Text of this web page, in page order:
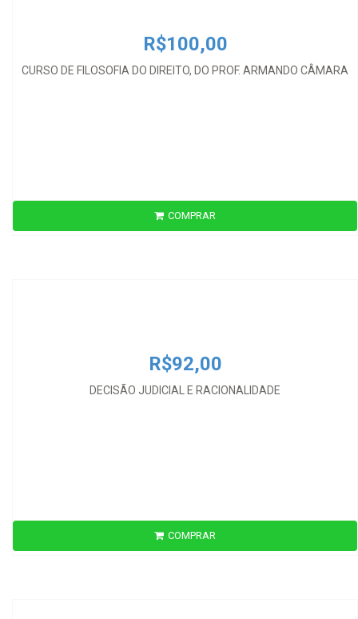
R$100,00
CURSO DE FILOSOFIA DO DIREITO, DO PROF. ARMANDO CÂMARA
COMPRAR
R$92,00
DECISÃO JUDICIAL E RACIONALIDADE
R$92,00
COMPRAR
R$40,00